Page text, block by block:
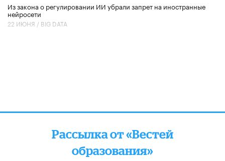
Из закона о регулировании ИИ убрали запрет на иностранные
нейросети
22 ИЮНЯ / BIG DATA
Рассылка от «Вестей
образования»